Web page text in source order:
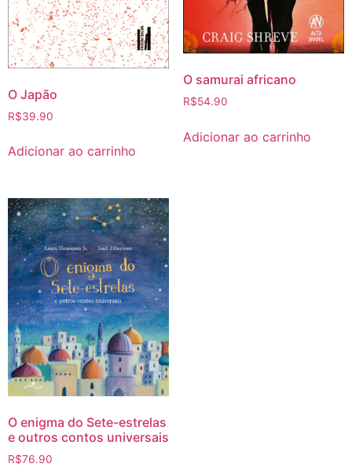
O Japão
R$39.90
Adicionar ao carrinho
O samurai africano
R$54.90
Adicionar ao carrinho
O enigma do Sete-estrelas
e outros contos universais
R$76.90